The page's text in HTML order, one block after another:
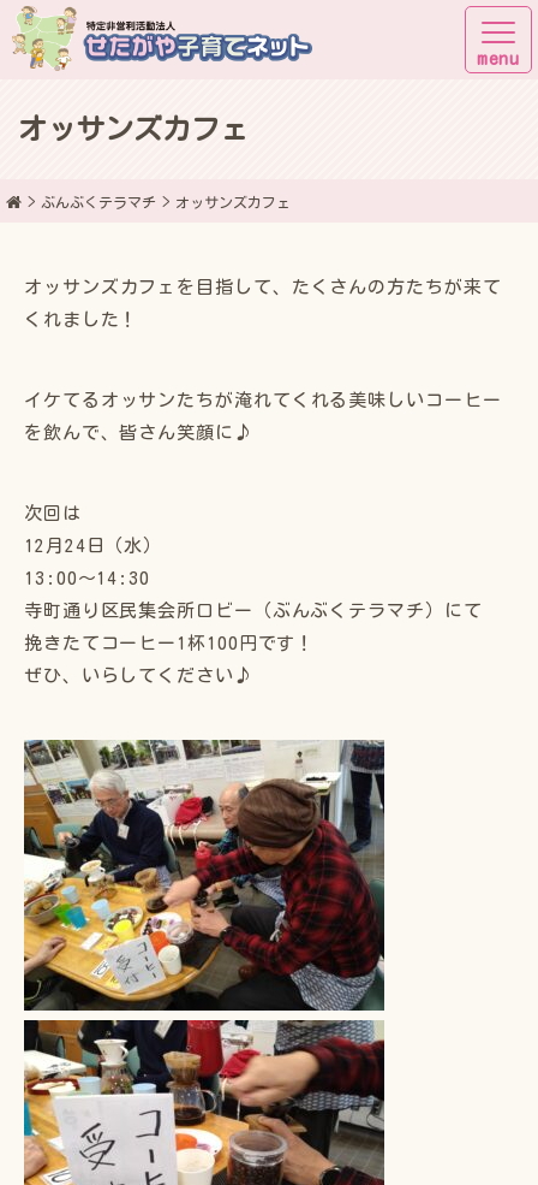
オッサンズカフェ
ぶんぶくテラマチ オッサンズカフェ
オッサンズカフェを目指して、たくさんの方たちが来て
くれました！
イケてるオッサンたちが淹れてくれる美味しいコーヒー
を飲んで、皆さん笑顔に♪
次回は
12月24日（水）
13:00〜14:30
寺町通り区民集会所ロビー（ぶんぶくテラマチ）にて
挽きたてコーヒー1杯100円です！
ぜひ、いらしてください♪